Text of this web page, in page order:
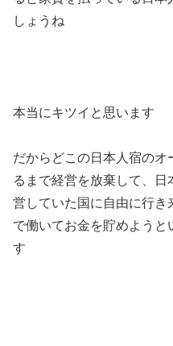
しょうね
本当にキツイと思います
だからどこの日本人宿の
るまで経営を放棄して、
営していた国に自由に行き
で働いてお金を貯めよう
す